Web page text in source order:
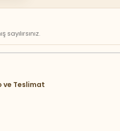
ve Teslimat